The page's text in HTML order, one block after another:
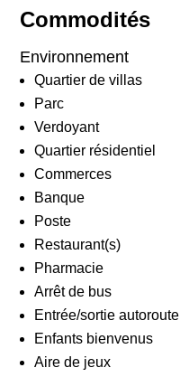
Commodités
Environnement
Quartier de villas
Parc
Verdoyant
Quartier résidentiel
Commerces
Banque
Poste
Restaurant(s)
Pharmacie
Arrêt de bus
Entrée/sortie autoroute
Enfants bienvenus
Aire de jeux